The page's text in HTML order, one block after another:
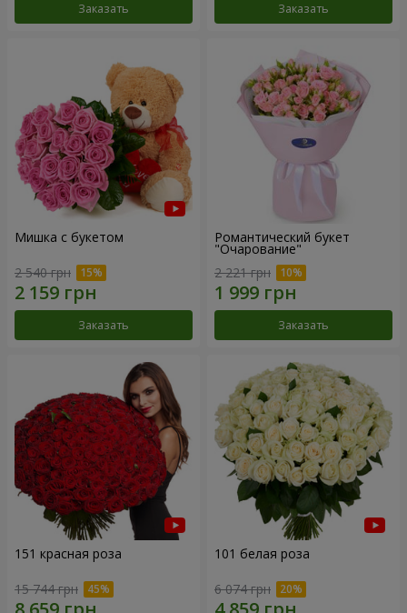
Заказать Заказать
Мишка с букетом
2 540 грн
Заказать
Романтический букет
"Очарование"
2 221 грн
Заказать
151 красная роза
15 744 грн
101 белая роза
6 074 грн